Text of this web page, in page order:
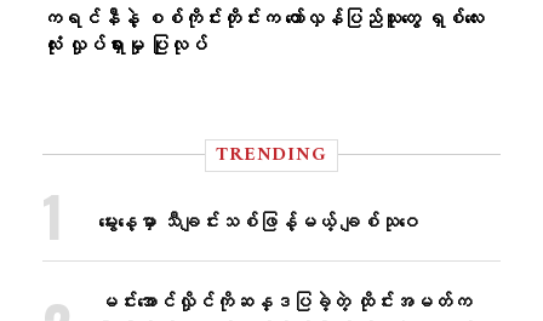
ကရင်နီနဲ့ စစ်ကိုင်းတိုင်းက တော်လှန်ပြည်သူတွေ ရှစ်လေး
လုံး လှုပ်ရှားမှု ပြုလုပ်
TRENDING
မွေးနေ့မှာ သီချင်းသစ်ဖြန့်မယ့် ချစ်သုဝေ
မင်းအောင်လှိုင်ကိုဆန္ဒပြခဲ့တဲ့ ထိုင်းအမတ်က